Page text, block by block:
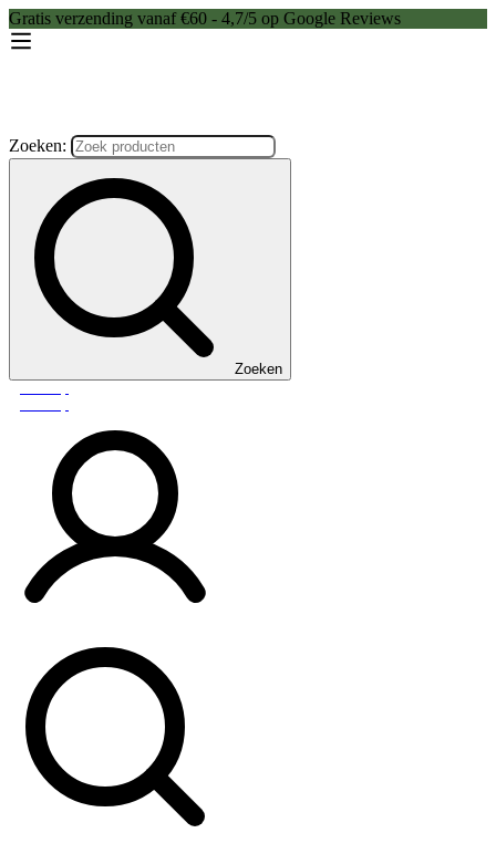
Gratis verzending vanaf €60 - 4,7/5 op Google Reviews
Zoeken:
Zoeken